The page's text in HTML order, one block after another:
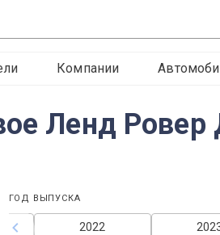
Компании
Ленд
ГОД ВЫПУСКА
2022